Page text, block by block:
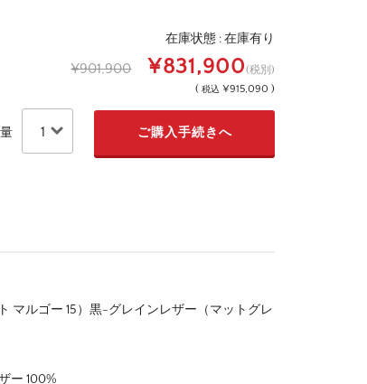
在庫状態 : 在庫有り
¥901,900 ¥831,900(税別)
( 税込 ¥915,090 )
マルゴー 15）黒-グレインレザー（マットグレ
ー 100%